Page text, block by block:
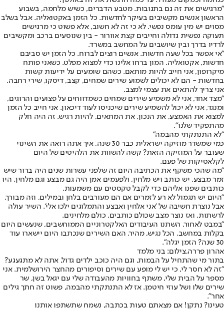
"מרגישים את זה גם בתגובות. מטבע הדברים, כשיש מלחמה, בשבוע
הראשון אנשים מקשיבים בעיקר לחדשות. כל הזמן באקטואליה. אבל בשלב
מסוים יש מין עומס נפשי. לא כי זה לא חשוב, אלא פשוט כי מרגישים
תעוקה נפשית גדולה וחייבים קצת אוורור - בין שנוסעים ברכב ומקשיבים
לרדיו בדרך ובין שיושבים על המחשב במשרד.
"אי אפשר בכל שעה חדשות. אנשים רוצים לברוח. כל הזמן יש סביבם
חדשות, אקטואליה. המון ברחו אלינו כדי למצוא מפלט. כשאני פותח
מיקרופון, אני חייב להיות מותאם. כשהם שומעים על ידיעות קשות
בחדשות - הם לא יכולים לשמוע שירים שמחים, קצב, דיסקו, שירי רחבה.
אני צריך להתאים את עצמי למצב.
"מצד אחד, אני לא משמיע שירים שמחים כשמדווחים על פצועים והרוגים,
ומנגד, אני לא יכול להשמיע שירים שיכניסו לעוד דיכאון. אני חייב כל הזמן
למצוא את האמצע, את הנכון, את המתאים, להיות רגיש. זה היה חלק
מהתפקיד שלנו".
"לא התנתקתי מהבמה"
כמי שמשדר מוזיקה ישראלית כבר 30 שנה, איך אתה רואה את השינוי
שעובר על המוזיקה הזאת? קשה להשוות את הלהיטים של היום
לקלאסיקות של פעם.
"מה שהכי משקף את הכתיבה היום זה שלפני עשרות שנים היה ברור שיש
זמר מבצע, יש כותב ויש מלחין, ולפעמים אמן היה גם מבצע וגם מלחין. היו
כותבים שפנו אליהם כדי לקבל טקסטים עם משמעות.
"היום יש תגמול לא רע לזמרים אם הם מעורבים בלחן ובמילים, וזה מבורך,
אבל נוצרת חשיבה של 'אני אלחין ואבצע והתמלוגים ילכו אלי'. השיר עולה
לרשתות, ואז נוצר מצב שכולם כותבים, כולם מלחינים.
"במבט לאחור, השתנו העיבודים האלקטרוניים הממוחשבים, שנעשים היום
בקלות במחשב. הכל נגיש, מהיר. האם השירים שנכתבו היום יישארו עוד
30 שנה? הזמן יגלה".
אהרון פררה,צילום: בני מלמד
בתור מי שהתחיל על הבמות, וגם היה כוכב ילדים גדול, אתה לא מתגעגע?
"זה לא חסר לי, כי יש לי מופע עם שירים וסיפורים מהחצר הירושלמית. אני
מספר על הבית שלי, משתף בחוויות מהעבודה שלי עם יגאל בשן, שר
שירים שלו ושל עוזי חיטמן. אז לא התנתקתי מהבמה, פשוט זה חתך גילים
אחר".
טעינו? נתקן! אם מצאתם טעות בכתבה, נשמח שתשתפו אותנו